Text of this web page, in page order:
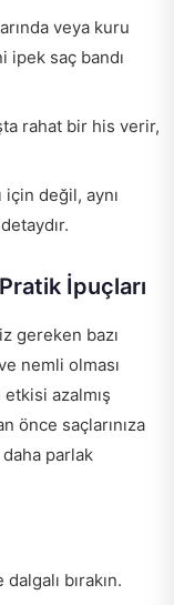
veya kuru
ipek saç bandı
rahat bir his verir,
için değil, aynı
İpuçları
gereken bazı
nemli olması
azalmış
önce saçlarınıza
daha parlak
bırakın.